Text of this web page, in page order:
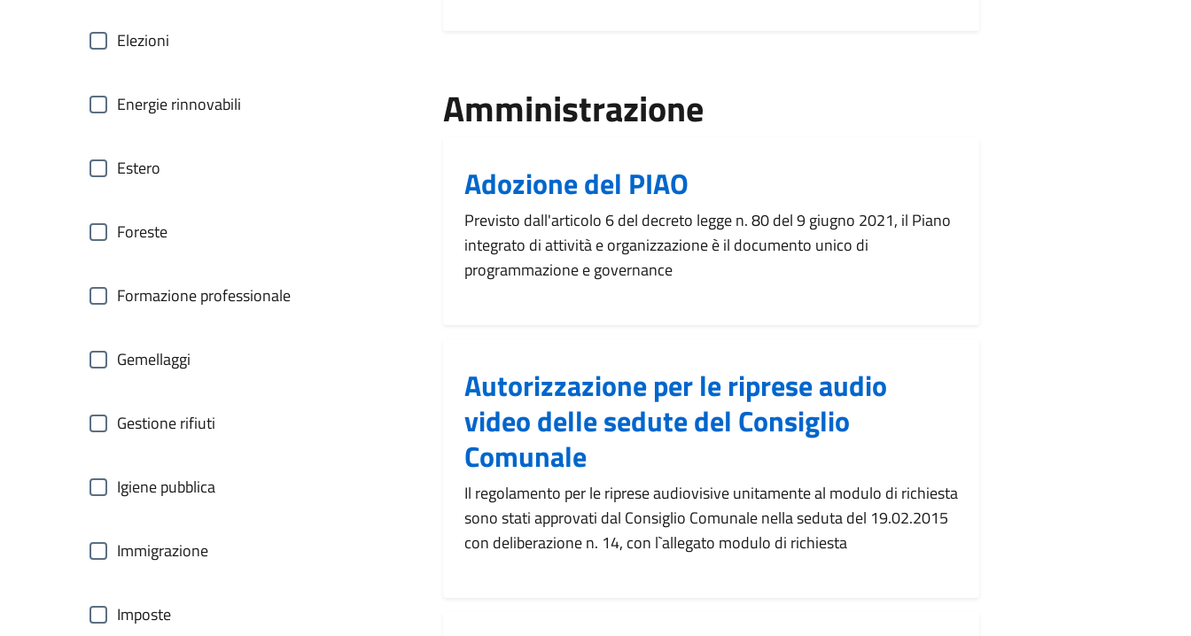
Elezioni
Energie rinnovabili
Estero
Foreste
Formazione professionale
Gemellaggi
Gestione rifiuti
Igiene pubblica
Immigrazione
Imposte
Amministrazione
Adozione del PIAO
Previsto dall'articolo 6 del decreto legge n. 80 del 9 giugno 2021, il Piano
integrato di attività e organizzazione è il documento unico di
programmazione e governance
Autorizzazione per le riprese audio
video delle sedute del Consiglio
Comunale
Il regolamento per le riprese audiovisive unitamente al modulo di richiesta
sono stati approvati dal Consiglio Comunale nella seduta del 19.02.2015
con deliberazione n. 14, con l`allegato modulo di richiesta